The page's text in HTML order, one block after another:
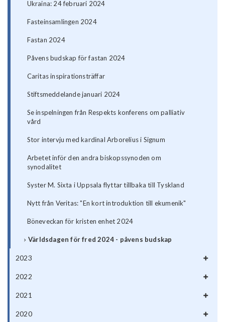
Ukraina: 24 februari 2024
Fasteinsamlingen 2024
Fastan 2024
Påvens budskap för fastan 2024
Caritas inspirationsträffar
Stiftsmeddelande januari 2024
Se inspelningen från Respekts konferens om palliativ
vård
Stor intervju med kardinal Arborelius i Signum
Arbetet inför den andra biskopssynoden om
synodalitet
Syster M. Sixta i Uppsala flyttar tillbaka till Tyskland
Nytt från Veritas: "En kort introduktion till ekumenik"
Böneveckan för kristen enhet 2024
Världsdagen för fred 2024 - påvens budskap
2023
2022
2021
2020